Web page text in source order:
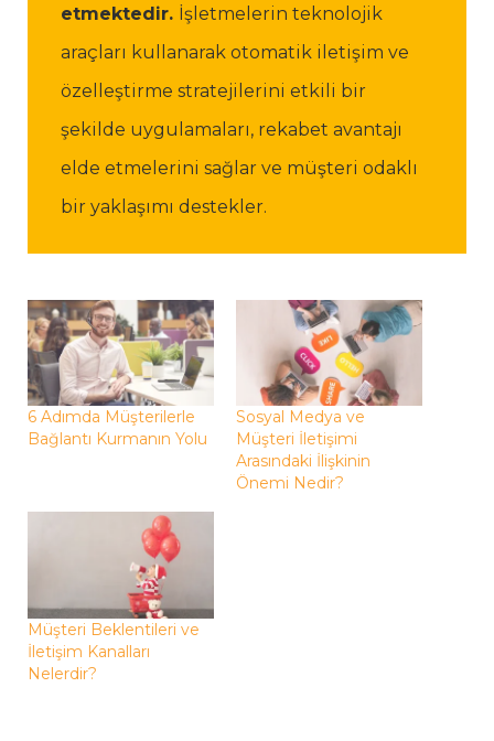
etmektedir. İşletmelerin teknolojik
araçları kullanarak otomatik iletişim ve
özelleştirme stratejilerini etkili bir
şekilde uygulamaları, rekabet avantajı
elde etmelerini sağlar ve müşteri odaklı
bir yaklaşımı destekler.
6 Adımda Müşterilerle
Bağlantı Kurmanın Yolu
Sosyal Medya ve
Müşteri İletişimi
Arasındaki İlişkinin
Önemi Nedir?
Müşteri Beklentileri ve
İletişim Kanalları
Nelerdir?